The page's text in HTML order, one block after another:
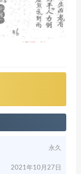
永久
2021年10月27日